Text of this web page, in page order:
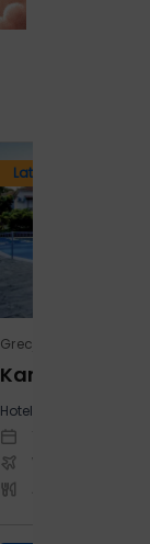
Lato 2026
Grecja / Samos /
Kampos
Hotel:
Warszawa -